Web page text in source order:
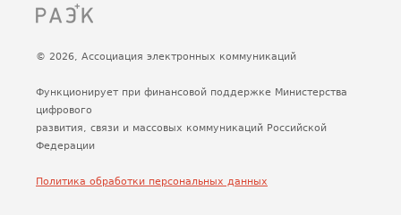
© 2026, Ассоциация электронных коммуникаций
Функционирует при финансовой поддержке Министерства
цифрового
развития, связи и массовых коммуникаций Российской
Федерации
Политика обработки персональных данных